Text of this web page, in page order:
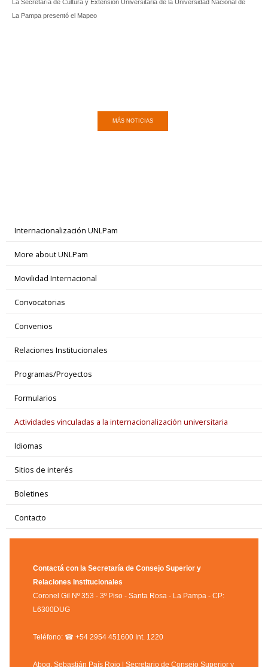
La Secretaría de Cultura y Extensión Universitaria de la Universidad Nacional de
La Pampa presentó el Mapeo
MÁS NOTICIAS
Internacionalización UNLPam
More about UNLPam
Movilidad Internacional
Convocatorias
Convenios
Relaciones Institucionales
Programas/Proyectos
Formularios
Actividades vinculadas a la internacionalización universitaria
Idiomas
Sitios de interés
Boletines
Contacto
Contactá con la Secretaría de Consejo Superior y
Relaciones Institucionales
Coronel Gil Nº 353 - 3º Piso - Santa Rosa - La Pampa - CP:
L6300DUG
Teléfono: ☎ +54 2954 451600 Int. 1220
Abog. Sebastián País Rojo | Secretario de Consejo Superior y